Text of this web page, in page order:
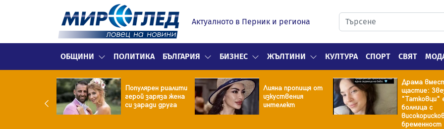
Актуалното в Перник и региона
ОБЩИНИ ПОЛИТИКА БЪЛГАРИЯ БИЗНЕС ЖЪЛТИНИ КУЛТУРА СПОРТ СВЯТ
Популярен риалити
герой заряза жена
си заради друга
Лияна пропищя от
изкуствения
интелект
Драма
щастие:
"Татковци"
болница с
бременност